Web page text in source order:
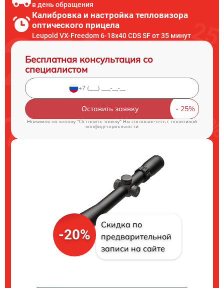
в день обращения
Калибровка и настройка тепловизора
оптического прицела
Leupold VX-Freedom 6-18x40 CDS SF от 35 минут
Бесплатная консультация со
специалистом
Оставить заявку
Нажимая на кнопку "Оставить заявку" Вы соглашаетесь cполитикой
конфиденциальности
-20%
Скидка по
предварительной
записи на сайте